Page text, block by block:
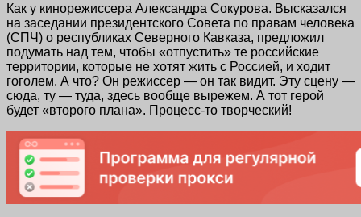
Как у кинорежиссера Александра Сокурова. Высказался
на заседании президентского Совета по правам человека
(СПЧ) о республиках Северного Кавказа, предложил
подумать над тем, чтобы «отпустить» те российские
территории, которые не хотят жить с Россией, и ходит
гоголем. А что? Он режиссер — он так видит. Эту сцену —
сюда, ту — туда, здесь вообще вырежем. А тот герой
будет «второго плана». Процесс-то творческий!